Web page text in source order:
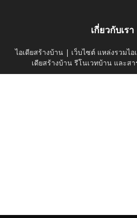
เกี่ยวกับเรา
ไอเดียสร้างบ้าน | เว็บไซต์ แหล่งรวมไ
เดียสร้างบ้าน รีโนเวทบ้าน และส